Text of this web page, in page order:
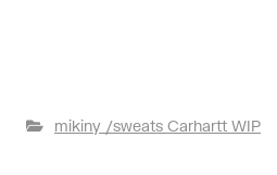
mikiny /sweats Carhartt WIP